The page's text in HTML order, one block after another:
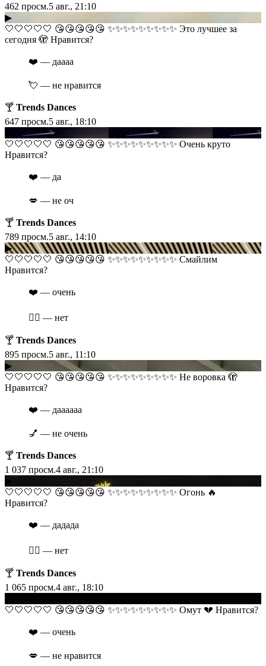
462 просм.5 авг., 21:10
▶
​​🤍🤍🤍🤍🤍 😘😘😘😘😘 ✨✨✨✨✨✨✨✨✨ Это лучшее за
сегодня 🫣 Нравится?
❤️ — даааа
💘 — не нравится
🍸 Trends Dances
647 просм.5 авг., 18:10
​​🤍🤍🤍🤍🤍 😘😘😘😘😘 ✨✨✨✨✨✨✨✨✨ Очень круто
Нравится?
❤️ — да
💋 — не оч
🍸 Trends Dances
789 просм.5 авг., 14:10
▶
​​🤍🤍🤍🤍🤍 😘😘😘😘😘 ✨✨✨✨✨✨✨✨✨ Смайлим
Нравится?
❤️ — очень
❤️‍🔥 — нет
🍸 Trends Dances
895 просм.5 авг., 11:10
▶
​​🤍🤍🤍🤍🤍 😘😘😘😘😘 ✨✨✨✨✨✨✨✨✨ Не воровка 🫣
Нравится?
❤️ — даааааа
💅 — не очень
🍸 Trends Dances
1 037 просм.4 авг., 21:10
​​🤍🤍🤍🤍🤍 😘😘😘😘😘 ✨✨✨✨✨✨✨✨✨ Огонь 🔥
Нравится?
❤️ — дадада
❤️‍🔥 — нет
🍸 Trends Dances
1 065 просм.4 авг., 18:10
​​🤍🤍🤍🤍🤍 😘😘😘😘😘 ✨✨✨✨✨✨✨✨✨ Омут 💔 Нравится?
❤️ — очень
💋 — не нравится